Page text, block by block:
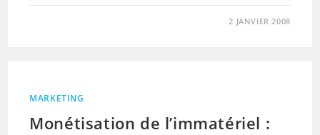
2 JANVIER 2008
MARKETING
Monétisation de l’immatériel :